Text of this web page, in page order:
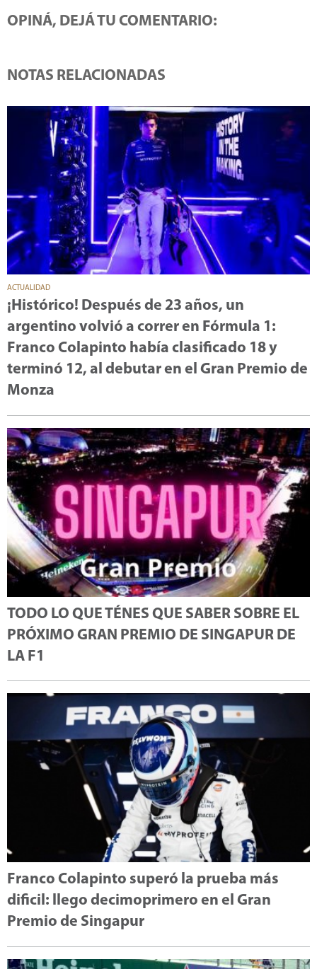
OPINÁ, DEJÁ TU COMENTARIO:
NOTAS RELACIONADAS
ACTUALIDAD
¡Histórico! Después de 23 años, un
argentino volvió a correr en Fórmula 1:
Franco Colapinto había clasificado 18 y
terminó 12, al debutar en el Gran Premio de
Monza
TODO LO QUE TÉNES QUE SABER SOBRE EL
PRÓXIMO GRAN PREMIO DE SINGAPUR DE
LA F1
Franco Colapinto superó la prueba más
dificil: llego decimoprimero en el Gran
Premio de Singapur